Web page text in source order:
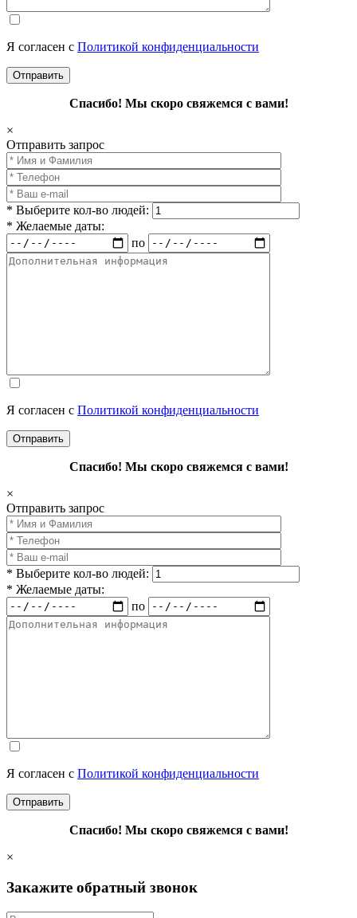
Я согласен с Политикой конфиденциальности
Спасибо! Мы скоро свяжемся с вами!
×
Отправить запрос
* Выберите кол-во людей:
* Желаемые даты:
по
Я согласен с Политикой конфиденциальности
Спасибо! Мы скоро свяжемся с вами!
×
Отправить запрос
* Выберите кол-во людей:
* Желаемые даты:
по
Я согласен с Политикой конфиденциальности
Спасибо! Мы скоро свяжемся с вами!
×
Закажите обратный звонок